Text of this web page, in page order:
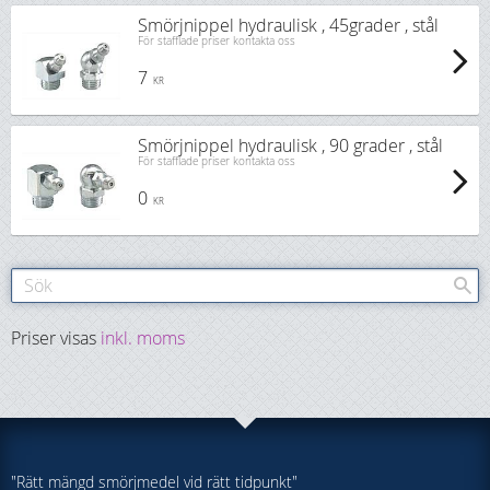
Smörjnippel hydraulisk , 45grader , stål
För stafflade priser kontakta oss
7 KR
Smörjnippel hydraulisk , 90 grader , stål
För stafflade priser kontakta oss
0 KR
Priser visas inkl. moms
"Rätt mängd smörjmedel vid rätt tidpunkt"